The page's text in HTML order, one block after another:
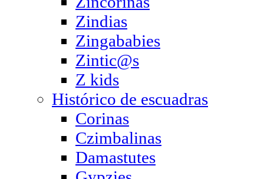
Zindias
Zingababies
Zintic@s
Z kids
Histórico de escuadras
Corinas
Czimbalinas
Damastutes